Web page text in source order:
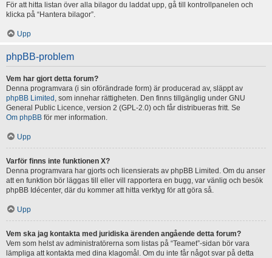
För att hitta listan över alla bilagor du laddat upp, gå till kontrollpanelen och
klicka på “Hantera bilagor”.
Upp
phpBB-problem
Vem har gjort detta forum?
Denna programvara (i sin oförändrade form) är producerad av, släppt av
phpBB Limited , som innehar rättigheten. Den finns tillgänglig under GNU
General Public Licence, version 2 (GPL-2.0) och får distribueras fritt. Se
Om phpBB för mer information.
Upp
Varför finns inte funktionen X?
Denna programvara har gjorts och licensierats av phpBB Limited. Om du anser
att en funktion bör läggas till eller vill rapportera en bugg, var vänlig och besök
phpBB Idécenter, där du kommer att hitta verktyg för att göra så.
Upp
Vem ska jag kontakta med juridiska ärenden angående detta forum?
Vem som helst av administratörerna som listas på “Teamet”-sidan bör vara
lämpliga att kontakta med dina klagomål. Om du inte får något svar på detta